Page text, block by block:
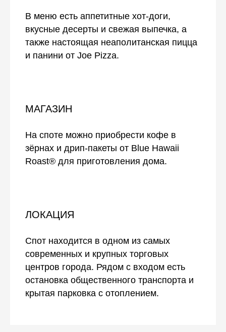
В меню есть аппетитные хот-доги,
вкусные десерты и свежая выпечка, а
также настоящая неаполитанская пицца
и панини от Joe Pizza.
МАГАЗИН
На споте можно приобрести кофе в
зёрнах и дрип-пакеты от Blue Hawaii
Roast® для приготовления дома.
ЛОКАЦИЯ
Спот находится в одном из самых
современных и крупных торговых
центров города. Рядом с входом есть
остановка общественного транспорта и
крытая парковка с отоплением.